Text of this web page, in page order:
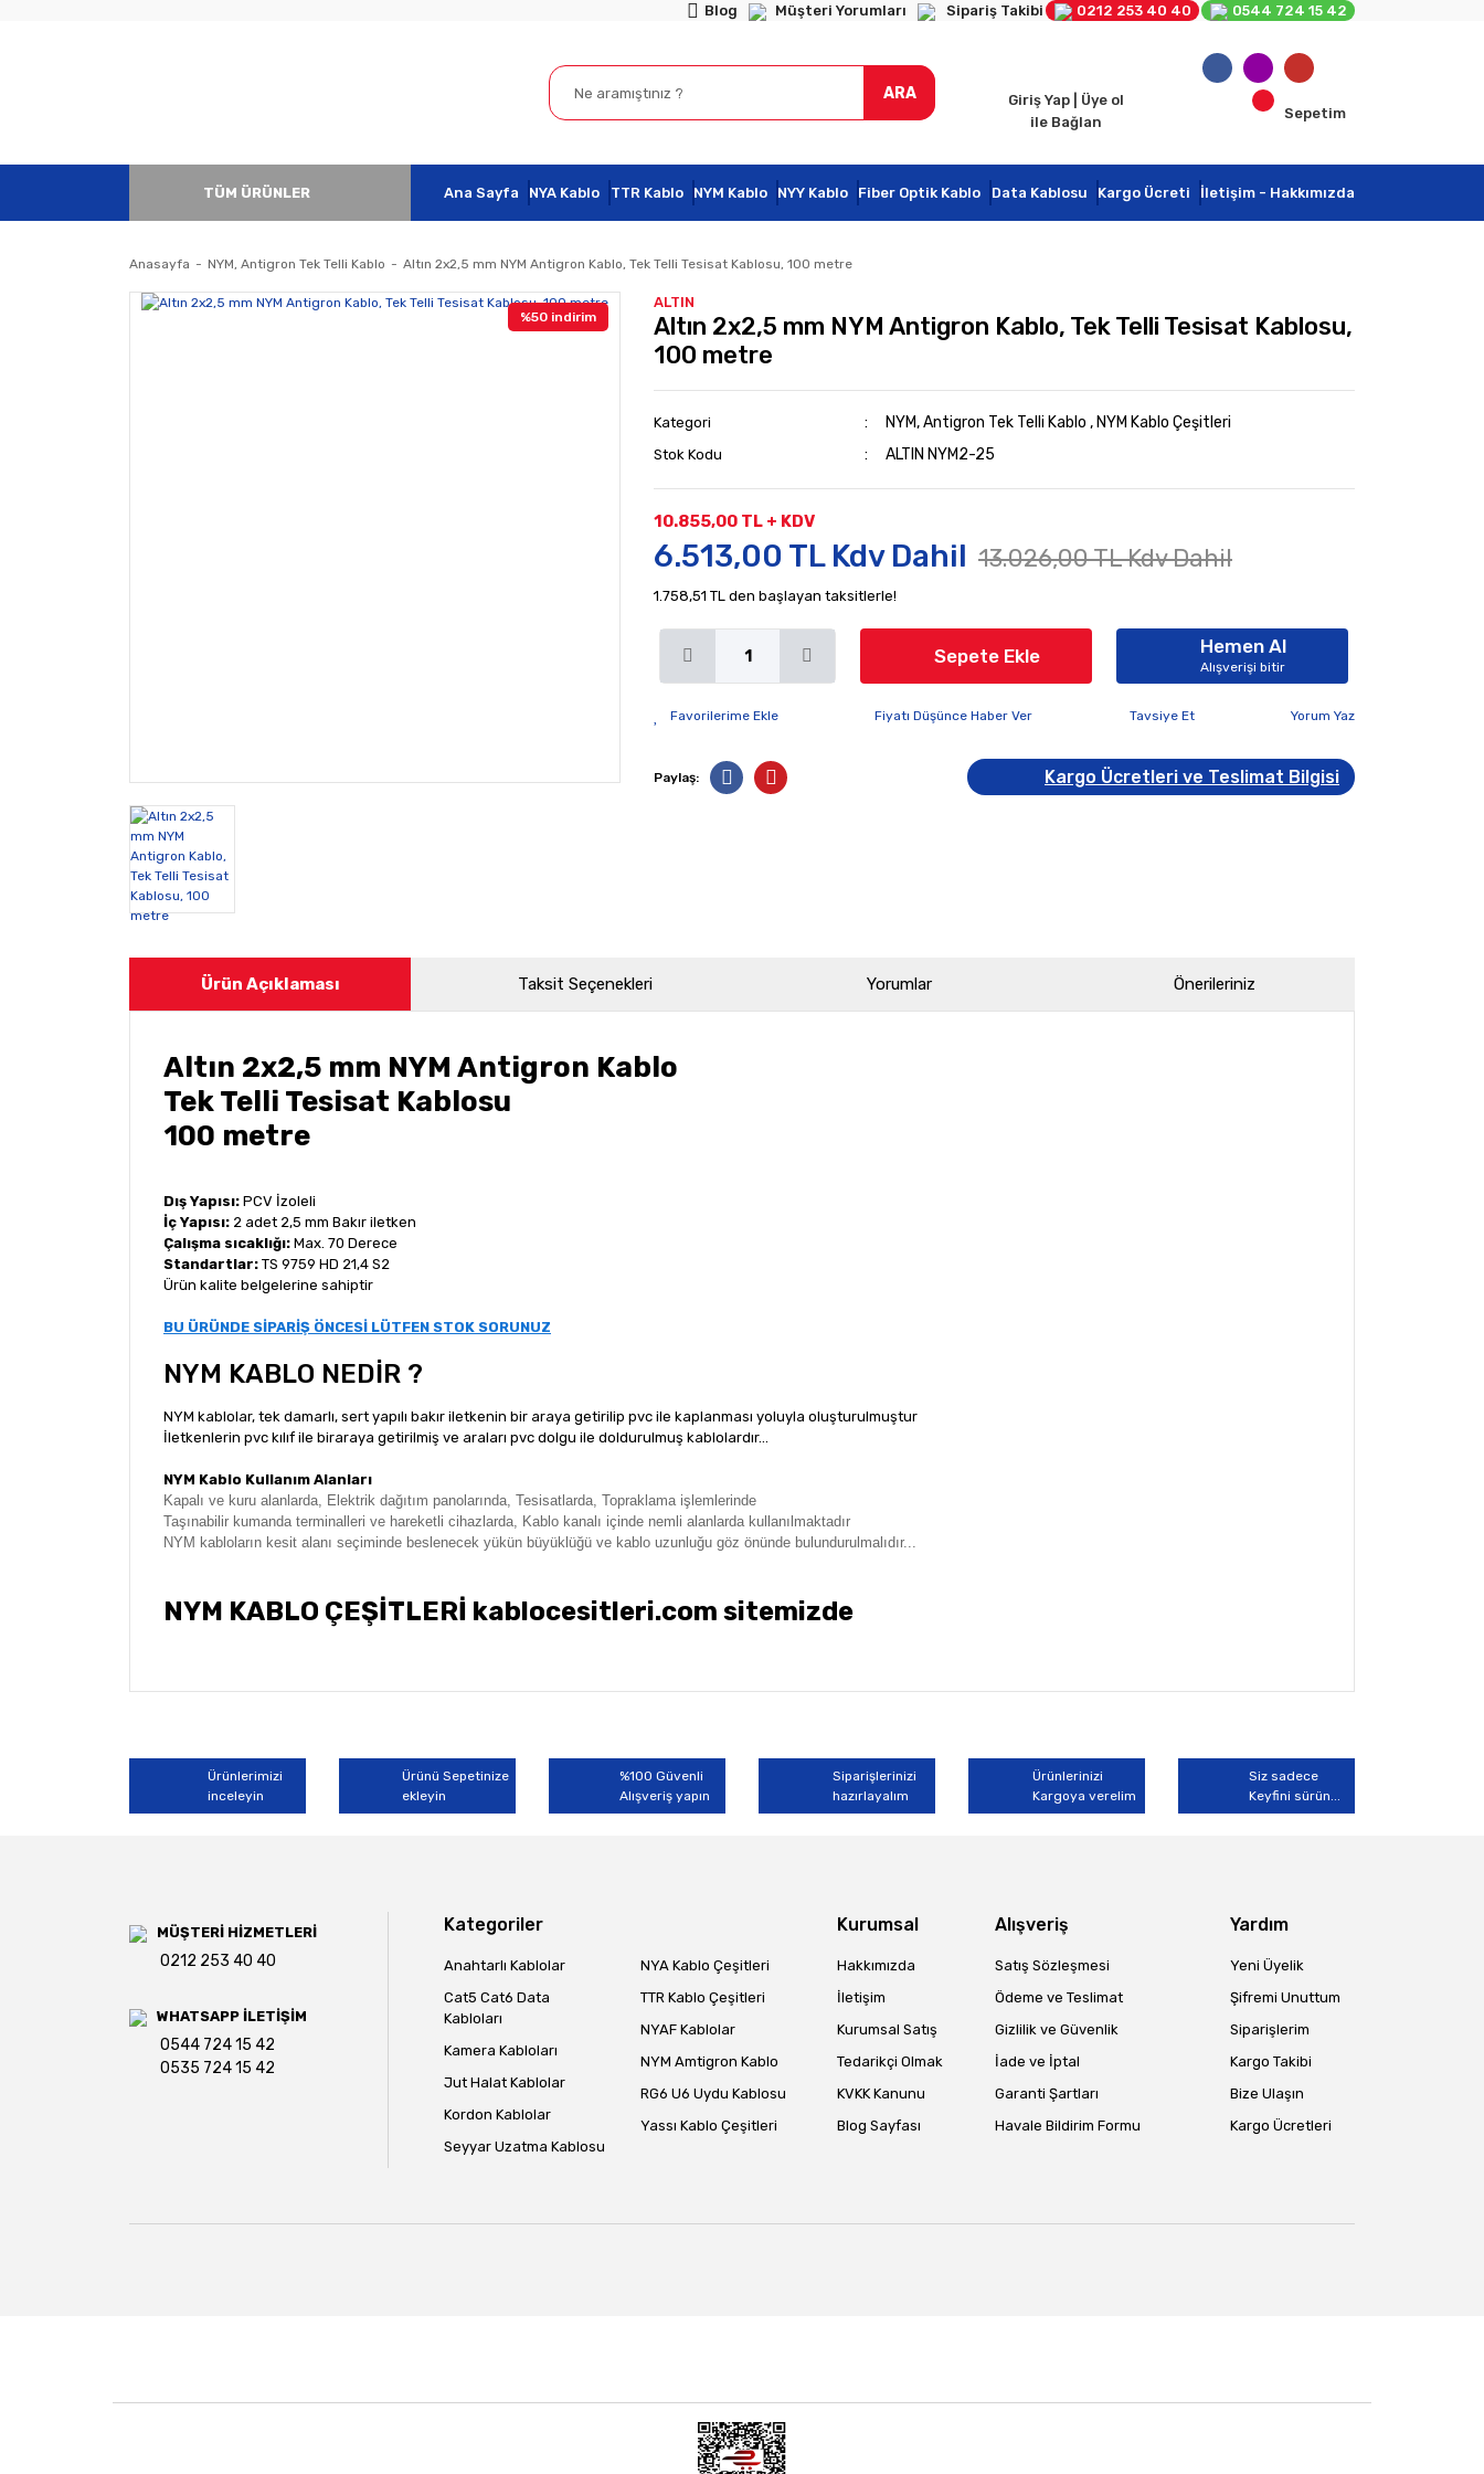
Blog Müşteri Yorumları Sipariş Takibi 0212 253 40 40 0544 724 15 42
ARA
Giriş Yap | Üye ol
ile Bağlan
Sepetim
TÜM ÜRÜNLER Ana Sayfa NYA Kablo TTR Kablo NYM Kablo NYY Kablo Fiber Optik Kablo Data Kablosu Kargo Ücreti İletişim - Hakkımızda
Anasayfa NYM, Antigron Tek Telli Kablo Altın 2x2,5 mm NYM Antigron Kablo, Tek Telli Tesisat Kablosu, 100 metre
%50 indirim
ALTIN
Altın 2x2,5 mm NYM Antigron Kablo, Tek Telli Tesisat Kablosu,
100 metre
Kategori NYM, Antigron Tek Telli Kablo , NYM Kablo Çeşitleri
Stok Kodu ALTIN NYM2-25
10.855,00 TL + KDV
6.513,00 TL Kdv Dahil 13.026,00 TL Kdv Dahil
1.758,51 TL den başlayan taksitlerle!
Sepete Ekle Hemen Al
Alışverişi bitir
Fiyatı Düşünce Haber Ver Tavsiye Et Yorum Yaz
Paylaş: Kargo Ücretleri ve Teslimat Bilgisi
Ürün Açıklaması Taksit Seçenekleri Yorumlar Önerileriniz
Altın 2x2,5 mm NYM Antigron Kablo
Tek Telli Tesisat Kablosu
100 metre
Dış Yapısı: PCV İzoleli
İç Yapısı: 2 adet 2,5 mm Bakır iletken
Çalışma sıcaklığı: Max. 70 Derece
Standartlar: TS 9759 HD 21,4 S2
Ürün kalite belgelerine sahiptir
BU ÜRÜNDE SİPARİŞ ÖNCESİ LÜTFEN STOK SORUNUZ
NYM KABLO NEDİR ?
NYM kablolar, tek damarlı, sert yapılı bakır iletkenin bir araya getirilip pvc ile kaplanması yoluyla oluşturulmuştur
İletkenlerin pvc kılıf ile biraraya getirilmiş ve araları pvc dolgu ile doldurulmuş kablolardır...
NYM Kablo Kullanım Alanları
Kapalı ve kuru alanlarda, Elektrik dağıtım panolarında, Tesisatlarda, Topraklama işlemlerinde
Taşınabilir kumanda terminalleri ve hareketli cihazlarda, Kablo kanalı içinde nemli alanlardakullanılmaktadır
NYM kabloların kesit alanı seçiminde beslenecek yükün büyüklüğü ve kablo uzunluğu göz önünde bulundurulmalıdır...
NYM KABLO ÇEŞİTLERİ kablocesitleri.com sitemizde
Bu ürünün fiyat bilgisi, resim, ürün açıklamalarında ve diğer konularda yetersiz gördüğünüz noktaları öneri formunu kullanarak tarafımıza iletebilirsiniz.
Ürün resmi kalitesiz, bozuk veya görüntülenemiyor.
Ürün açıklamasında eksik bilgiler bulunuyor.
Ürünlerimizi
inceleyin
Ürünü Sepetinize
ekleyin
%100 Güvenli
Alışveriş yapın
Siparişlerinizi
hazırlayalım
Ürünlerinizi
Kargoya verelim
Siz sadece
Keyfini sürün...
MÜŞTERİ HİZMETLERİ
0212 253 40 40
WHATSAPP İLETİŞİM
0544 724 15 42
0535 724 15 42
Kategoriler
Anahtarlı Kablolar
Cat5 Cat6 Data
Kabloları
Kamera Kabloları
Jut Halat Kablolar
Kordon Kablolar
Seyyar Uzatma Kablosu
NYA Kablo Çeşitleri
TTR Kablo Çeşitleri
NYAF Kablolar
NYM Amtigron Kablo
RG6 U6 Uydu Kablosu
Yassı Kablo Çeşitleri
Kurumsal
Hakkımızda
İletişim
Kurumsal Satış
Tedarikçi Olmak
KVKK Kanunu
Blog Sayfası
Alışveriş
Satış Sözleşmesi
Ödeme ve Teslimat
Gizlilik ve Güvenlik
İade ve İptal
Garanti Şartları
Havale Bildirim Formu
Yardım
Yeni Üyelik
Şifremi Unuttum
Siparişlerim
Kargo Takibi
Bize Ulaşın
Kargo Ücretleri